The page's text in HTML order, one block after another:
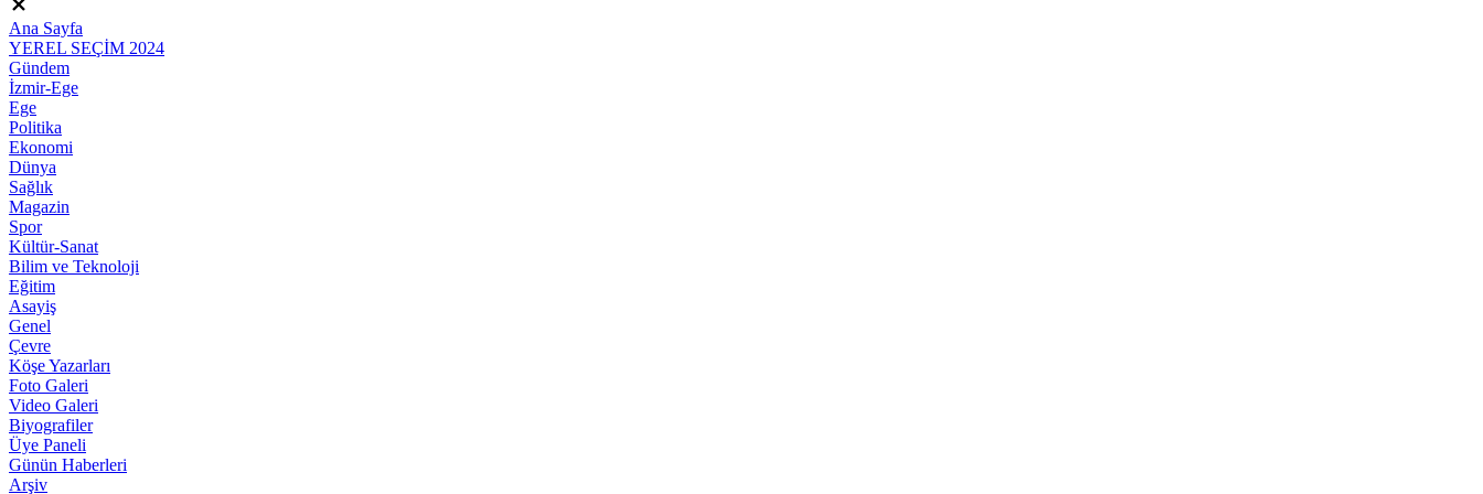
Ana Sayfa
YEREL SEÇİM 2024
Gündem
İzmir-Ege
Ege
Politika
Ekonomi
Dünya
Sağlık
Magazin
Spor
Kültür-Sanat
Bilim ve Teknoloji
Eğitim
Asayiş
Genel
Çevre
Köşe Yazarları
Foto Galeri
Video Galeri
Biyografiler
Üye Paneli
Günün Haberleri
Arşiv